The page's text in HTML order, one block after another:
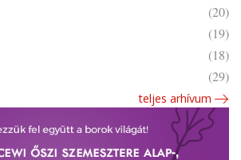
(20)
(19)
(18)
(29)
teljes arhívum